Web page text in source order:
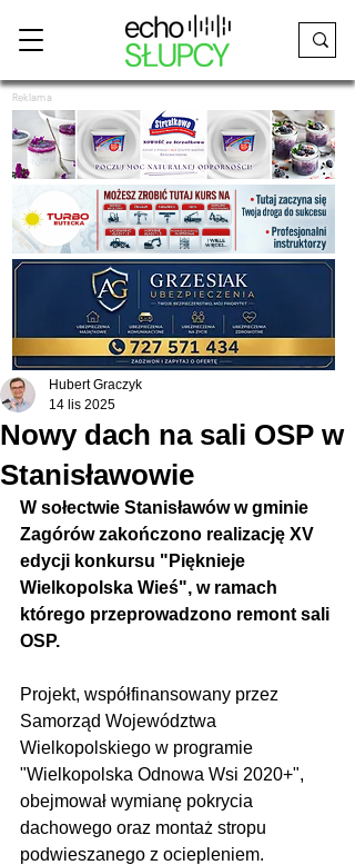
Reklama
Nowy dach na sali OSP w
Stanisławowie
Hubert Graczyk
14 lis 2025
W sołectwie Stanisławów w gminie
Zagórów zakończono realizację XV
edycji konkursu "Pięknieje
Wielkopolska Wieś", w ramach
którego przeprowadzono remont sali
OSP.
Projekt, współfinansowany przez
Samorząd Województwa
Wielkopolskiego w programie
"Wielkopolska Odnowa Wsi 2020+",
obejmował wymianę pokrycia
dachowego oraz montaż stropu
podwieszanego z ociepleniem.